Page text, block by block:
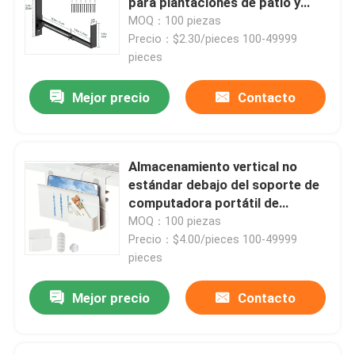
Inicio
Productos
alimentadores de aves
MOQ：100 piezas
Precio：$2.30/pieces 100-49999
pieces
Mejor precio Contacto
Almacenamiento vertical no
estándar debajo del soporte de
computadora portátil de
escritorio con organizador de
escritorio colgante de acero
MOQ：100 piezas
Precio：$4.00/pieces 100-49999
pieces
Mejor precio Contacto